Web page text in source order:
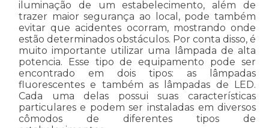
iluminação de um estabelecimento, além de
trazer maior segurança ao local, pode também
evitar que acidentes ocorram, mostrando onde
estão determinados obstáculos. Por conta disso, é
muito importante utilizar uma lâmpada de alta
potencia. Esse tipo de equipamento pode ser
encontrado em dois tipos: as lâmpadas
fluorescentes e também as lâmpadas de LED.
Cada uma delas possui suas características
particulares e podem ser instaladas em diversos
cômodos de diferentes tipos de